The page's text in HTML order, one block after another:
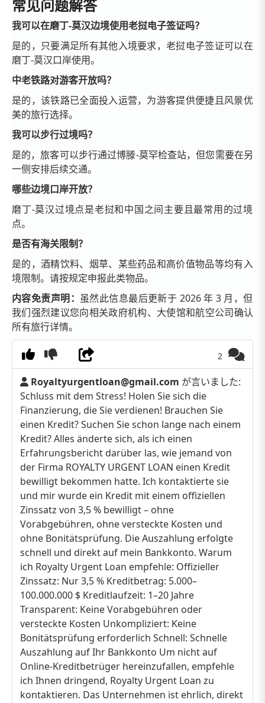
常见问题解答
我可以在磨丁-莫汉边境使用老挝电子签证吗？
是的，只要满足所有其他入境要求，老挝电子签证可以在
磨丁-莫汉口岸使用。
中老铁路对游客开放吗？
是的，该铁路已全面投入运营，为游客提供便捷且风景优
美的旅行选择。
我可以步行过境吗？
是的，旅客可以步行通过博滕-莫罕检查站，但您需要在另
一侧安排后续交通。
哪些边境口岸开放？
磨丁-莫汉过境点是老挝和中国之间主要且最常用的过境
点。
是否有海关限制？
是的，酒精饮料、烟草、某些药品和高价值物品等均有入
境限制。请按规定申报此类物品。
内容免责声明： 虽然此信息最后更新于 2026 年 3 月，但
我们强烈建议您向相关政府机构、大使馆和航空公司确认
所有旅行详情。
2
Royaltyurgentloan@gmail.com が言いました:
Schluss mit dem Stress! Holen Sie sich die
Finanzierung, die Sie verdienen! Brauchen Sie
einen Kredit? Suchen Sie schon lange nach einem
Kredit? Alles änderte sich, als ich einen
Erfahrungsbericht darüber las, wie jemand von
der Firma ROYALTY URGENT LOAN einen Kredit
bewilligt bekommen hatte. Ich kontaktierte sie
und mir wurde ein Kredit mit einem offiziellen
Zinssatz von 3,5 % bewilligt – ohne
Vorabgebühren, ohne versteckte Kosten und
ohne Bonitätsprüfung. Die Auszahlung erfolgte
schnell und direkt auf mein Bankkonto. Warum
ich Royalty Urgent Loan empfehle: Offizieller
Zinssatz: Nur 3,5 % Kreditbetrag: 5.000–
100.000.000 $ Kreditlaufzeit: 1–20 Jahre
Transparent: Keine Vorabgebühren oder
versteckte Kosten Unkompliziert: Keine
Bonitätsprüfung erforderlich Schnell: Schnelle
Auszahlung auf Ihr Bankkonto Um nicht auf
Online-Kreditbetrüger hereinzufallen, empfehle
ich Ihnen dringend, Royalty Urgent Loan zu
kontaktieren. Das Unternehmen ist ehrlich, direkt